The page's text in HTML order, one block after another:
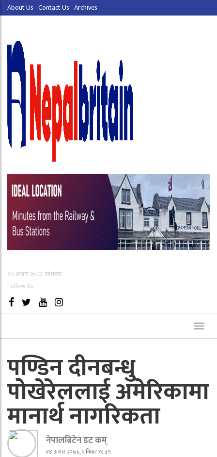
About Us Contact Us Archives
२५ श्रावण २०८३, सोमबार
Follow Us
पण्डिन दीनबन्धु
पोखेरेललाई अमेरिकामा
मानार्थ नागरिकता
नेपालब्रिटेन डट कम्
१४ असार २०७६, शनिबार १२:३५